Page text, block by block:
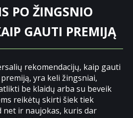
PO ŽINGSNIO
GAUTI PREMIJĄ
rekomendacijų, kaip gauti
yra keli žingsniai,
be klaidų arba su beveik
reikėtų skirti šiek tiek
net ir naujokas, kuris dar